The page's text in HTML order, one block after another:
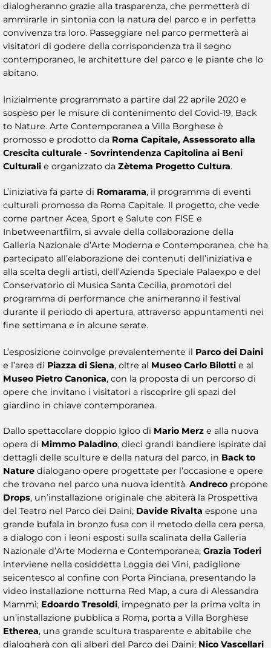
dialogheranno grazie alla trasparenza, che permetterà di
ammirarle in sintonia con la natura del parco e in perfetta
convivenza tra loro. Passeggiare nel parco permetterà ai
visitatori di godere della corrispondenza tra il segno
contemporaneo, le architetture del parco e le piante che lo
abitano.
Inizialmente programmato a partire dal 22 aprile 2020 e
sospeso per le misure di contenimento del Covid-19, Back
to Nature. Arte Contemporanea a Villa Borghese è
promosso e prodotto da Roma Capitale, Assessorato alla
Crescita culturale - Sovrintendenza Capitolina ai Beni
Culturali e organizzato da Zètema Progetto Cultura.
L’iniziativa fa parte di Romarama, il programma di eventi
culturali promosso da Roma Capitale. Il progetto, che vede
come partner Acea, Sport e Salute con FISE e
Inbetweenartfilm, si avvale della collaborazione della
Galleria Nazionale d’Arte Moderna e Contemporanea, che ha
partecipato all’elaborazione dei contenuti dell’iniziativa e
alla scelta degli artisti, dell’Azienda Speciale Palaexpo e del
Conservatorio di Musica Santa Cecilia, promotori del
programma di performance che animeranno il festival
durante il periodo di apertura, attraverso appuntamenti nei
fine settimana e in alcune serate.
L’esposizione coinvolge prevalentemente il Parco dei Daini
e l’area di Piazza di Siena, oltre al Museo Carlo Bilotti e al
Museo Pietro Canonica, con la proposta di un percorso di
opere che invitano i visitatori a riscoprire gli spazi del
giardino in chiave contemporanea.
Dallo spettacolare doppio Igloo di Mario Merz e alla nuova
opera di Mimmo Paladino, dieci grandi bandiere ispirate dai
dettagli delle sculture e della natura del parco, in Back to
Nature dialogano opere progettate per l’occasione e opere
che trovano nel parco una nuova identità. Andreco propone
Drops, un’installazione originale che abiterà la Prospettiva
del Teatro nel Parco dei Daini; Davide Rivalta espone una
grande bufala in bronzo fusa con il metodo della cera persa,
a dialogo con i leoni esposti sulla scalinata della Galleria
Nazionale d’Arte Moderna e Contemporanea; Grazia Toderi
interviene nella cosiddetta Loggia dei Vini, padiglione
seicentesco al confine con Porta Pinciana, presentando la
video installazione notturna Red Map, a cura di Alessandra
Mammì; Edoardo Tresoldi, impegnato per la prima volta in
un’installazione pubblica a Roma, porta a Villa Borghese
Etherea, una grande scultura trasparente e abitabile che
dialogherà con gli alberi del Parco dei Daini; Nico Vascellari